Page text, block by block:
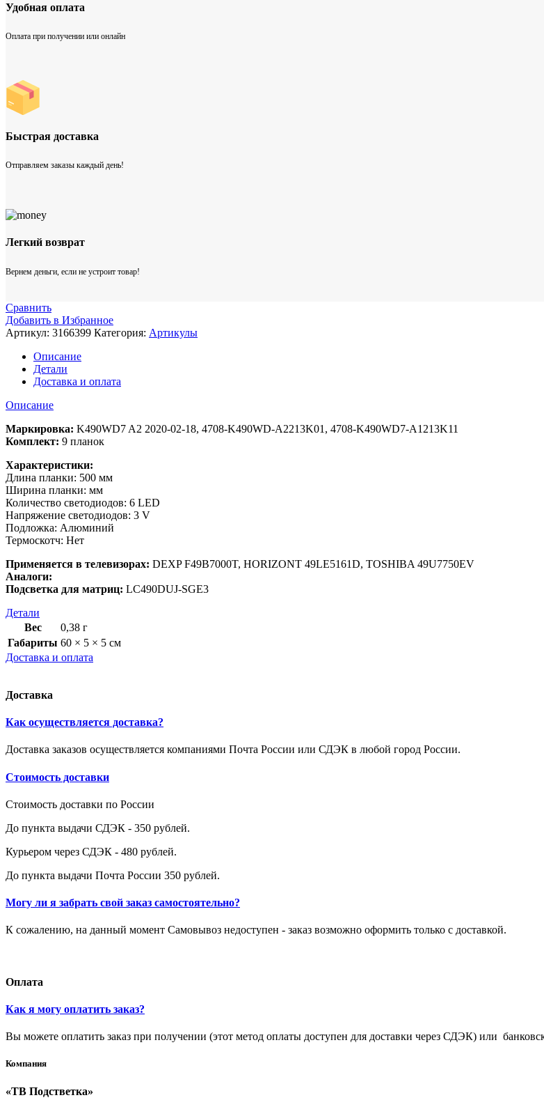
Удобная оплата
Оплата при получении или онлайн
Быстрая доставка
Отправляем заказы каждый день!
Легкий возврат
Вернем деньги, если не устроит товар!
Сравнить
Добавить в Избранное
Артикул: 3166399 Категория: Артикулы
Описание
Детали
Доставка и оплата
Описание
Маркировка: K490WD7 A2 2020-02-18, 4708-K490WD-A2213K01, 4708-K490WD7-A1213K11
Комплект: 9 планок
Характеристики:
Длина планки: 500 мм
Ширина планки: мм
Количество светодиодов: 6 LED
Напряжение светодиодов: 3 V
Подложка: Алюминий
Термоскотч: Нет
Применяется в телевизорах: DEXP F49B7000T, HORIZONT 49LE5161D, TOSHIBA 49U7750EV
Аналоги:
Подсветка для матриц: LC490DUJ-SGE3
Детали
Вес
0,38 г
Габариты 60 × 5 × 5 см
Доставка и оплата
Доставка
Как осуществляется доставка?
Доставка заказов осуществляется компаниями Почта России или СДЭК в любой город России.
Стоимость доставки
Стоимость доставки по России
До пункта выдачи СДЭК - 350 рублей.
Курьером через СДЭК - 480 рублей.
До пункта выдачи Почта России 350 рублей.
Могу ли я забрать свой заказ самостоятельно?
К сожалению, на данный момент Самовывоз недоступен - заказ возможно оформить только с доставкой.
Оплата
Как я могу оплатить заказ?
Вы можете оплатить заказ при получении (этот метод оплаты доступен для доставки через СДЭК) или
Компания
«ТВ Подстветка»